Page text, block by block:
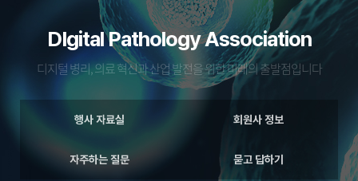
DIgital Pathology Association
디지털 병리, 의료 혁신과 산업 발전을 위한 미래의 출발점입니다
행사 자료실 회원사 정보
자주하는 질문 묻고 답하기